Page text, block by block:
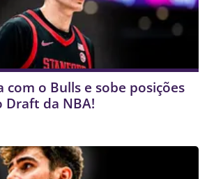
com o Bulls e sobe posições
da NBA!